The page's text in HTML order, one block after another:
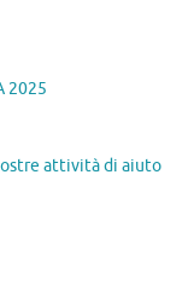
2025
attività di aiuto